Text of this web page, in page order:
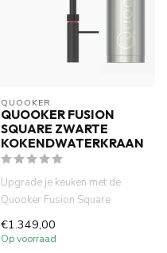
QUOOKER
QUOOKER FUSION
SQUARE ZWARTE
KOKENDWATERKRAAN
Upgrade je keuken met de
Quooker Fusion Square
3-i...
€1.349,00
Op voorraad